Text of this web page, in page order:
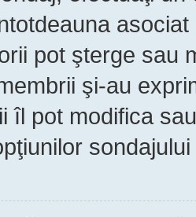
pot şterge sau
şi-au
îl pot modifica